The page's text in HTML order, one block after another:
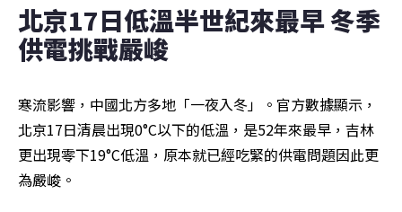
北京17日低溫半世紀來最早 冬季
供電挑戰嚴峻
寒流影響，中國北方多地「一夜入冬」。官方數據顯示，
北京17日清晨出現0°C以下的低溫，是52年來最早，吉林
更出現零下19°C低溫，原本就已經吃緊的供電問題因此更
為嚴峻。